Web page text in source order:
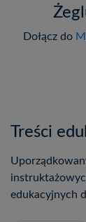
Dołącz do
Treści
edukacyjnych